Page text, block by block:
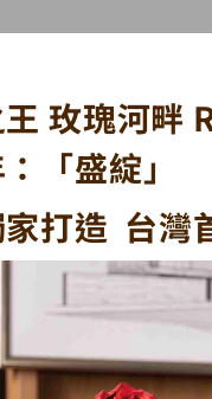
玫瑰河
「盛綻」
打造 台灣